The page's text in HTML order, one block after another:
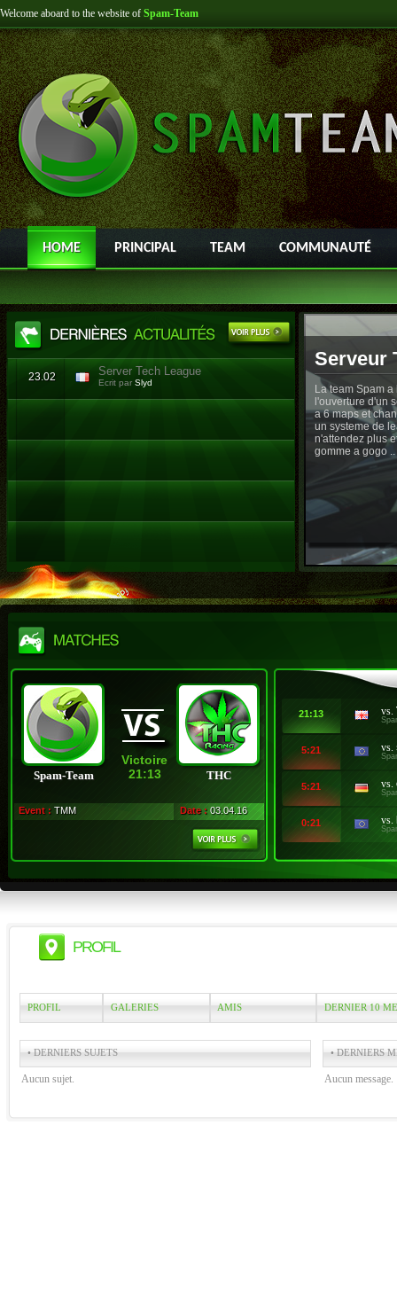
Welcome aboard to the website of Spam-Team
HOME PRINCIPAL TEAM COMMUNAUTÉ
23.02 Server Tech League
Ecrit par Slyd
Serveur
La team Spam
l'ouverture d'un
a 6 maps et
un systeme de
n'attendez plus
gomme a gogo ..
Spam-Team
Victoire
21:13
THC
Event : TMM Date : 03.04.16
21:13 vs.
5:21 vs.
5:21 vs.
0:21 vs.
PROFIL
PROFIL GALERIES AMIS DERNIER 10
• DERNIERS SUJETS
Aucun sujet.
• DERNIERS
Aucun message.